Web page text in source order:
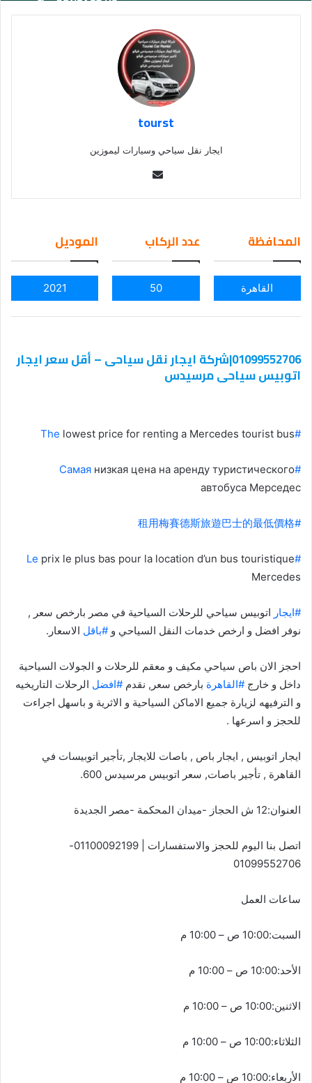
tourst
ايجار نقل سياحي وسيارات ليموزين
ail
المحافظة
القاهرة
عدد الركاب
50
الموديل
2021
01099552706|شركة ايجار نقل سياحى – أقل سعر ايجار
اتوبيس سياحى مرسيدس
#The
lowest price for renting a Mercedes tourist bus
#Самая
низкая цена на аренду туристического
автобуса Мерседес
#租用梅賽德斯旅遊巴士的最低價格
#Le
prix le plus bas pour la location d’un bus touristique
Mercedes
#ايجار اتوبيس سياحي للرحلات السياحية في مصر بارخص سعر ,
نوفر افضل و ارخص خدمات النقل السياحي و#باقل الاسعار.
احجز الان باص سياحي مكيف و معقم للرحلات و الجولات السياحية
داخل و خارج#القاهرة بارخص سعر, نقدم#افضل الرحلات التاريخيه
و الترفيهه لزيارة جميع الاماكن السياحية و الاثرية و باسهل اجراءت
للحجز و اسرعها .
ايجار اتوبيس , ايجار باص , باصات للايجار ,تأجير اتوبيسات في
القاهرة , تأجير باصات, سعر اتوبيس مرسيدس 600.
العنوان:12 ش الحجاز -ميدان المحكمة -مصر الجديدة
اتصل بنا اليوم للحجز والاستفسارات | 01100092199-
01099552706
ساعات العمل
السبت:10:00 ص – 10:00 م
الأحد:10:00 ص – 10:00 م
الاثنين:10:00 ص – 10:00 م
الثلاثاء:10:00 ص – 10:00 م
الأربعاء:10:00 ص – 10:00 م